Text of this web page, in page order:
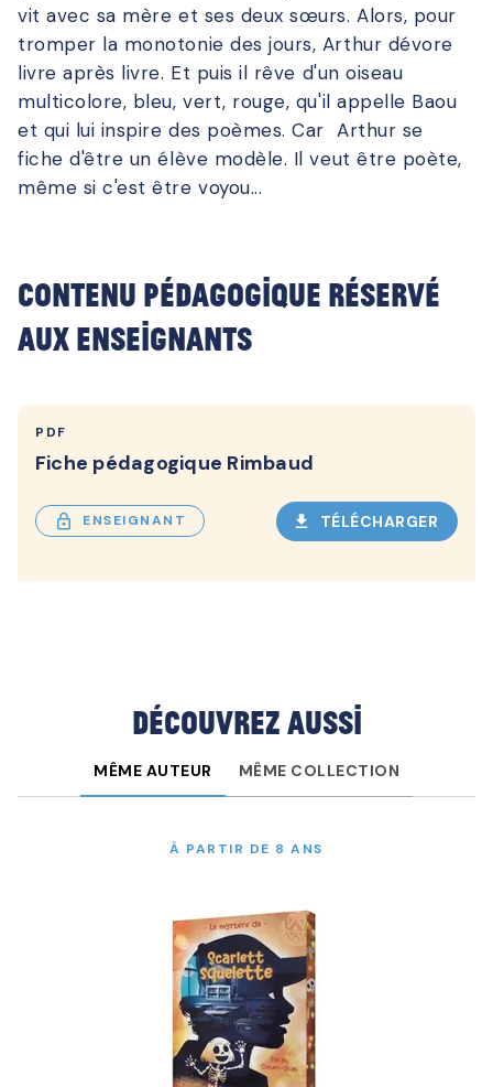
vit avec sa mère et ses deux sœurs. Alors, pour
tromper la monotonie des jours, Arthur dévore
livre après livre. Et puis il rêve d'un oiseau
multicolore, bleu, vert, rouge, qu'il appelle Baou
et qui lui inspire des poèmes. Car Arthur se
fiche d'être un élève modèle. Il veut être poète,
même si c'est être voyou...
Contenu pédagogique réservé
aux enseignants
PDF
Fiche pédagogique Rimbaud
lock_outlinedENSEIGNANT download TÉLÉCHARGER
Découvrez aussi
MÊME AUTEUR MÊME COLLECTION
À PARTIR DE 8 ANS